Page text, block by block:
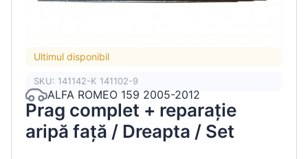
Ultimul disponibil
SKU: 141142-K 141102-9
ALFA ROMEO 159 2005-2012
Prag complet + reparație
aripă față / Dreapta / Set